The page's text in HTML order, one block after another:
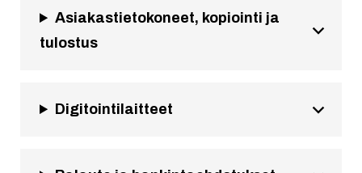
Asiakastietokoneet, kopiointi ja
tulostus
Digitointilaitteet